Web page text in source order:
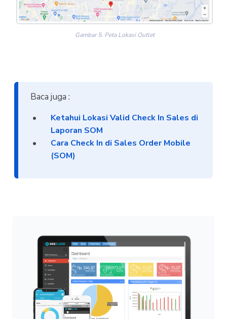
Gambar 5. Peta Lokasi Outlet
Baca juga :
Ketahui Lokasi Valid Check In Sales di
Laporan SOM
Cara Check In di Sales Order Mobile
(SOM)